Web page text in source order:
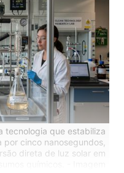
tecnologia que estabiliza
cinco nanosegundos,
direta de luz solar em